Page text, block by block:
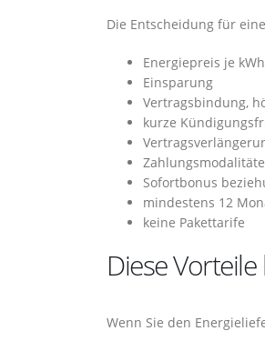
Die Entscheidung für
Energiepreis je kWh
Einsparung
Vertragsbindung,
kurze
Sofortbonus
mindestens 12
keine Pakettarife
Diese
Wenn Sie den